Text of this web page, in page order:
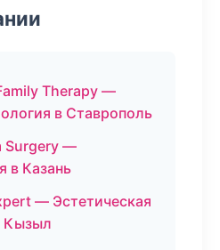
Therapy —
в Ставрополь
Surgery —
в Казань
— Эстетическая
Кызыл